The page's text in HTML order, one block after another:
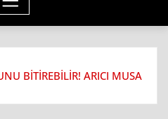
BİTİREBİLİR! ARICI MUSA